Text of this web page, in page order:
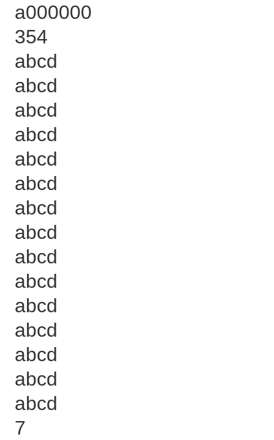
a000000
354
abcd
abcd
abcd
abcd
abcd
abcd
abcd
abcd
abcd
abcd
abcd
abcd
abcd
abcd
abcd
7